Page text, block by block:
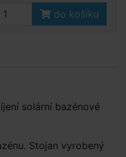
do košíku
solární bazénové
Stojan vyrobený